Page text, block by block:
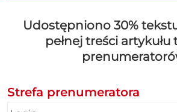
Udostępniono 30%
pełnej treści artykułu
Strefa prenumeratora